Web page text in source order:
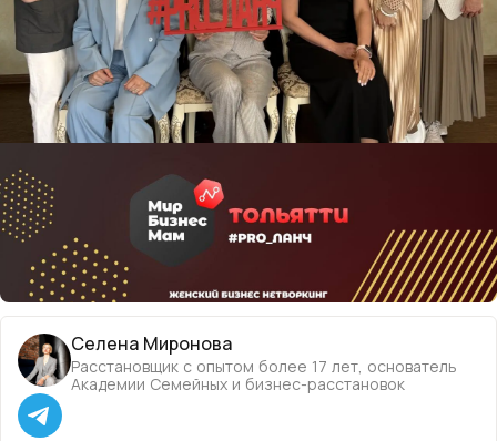
Селена Миронова
Расстановщик с опытом более 17 лет, основатель
Академии Семейных и бизнес-расстановок